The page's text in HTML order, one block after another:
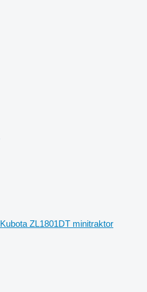
Kubota ZL1801DT minitraktor